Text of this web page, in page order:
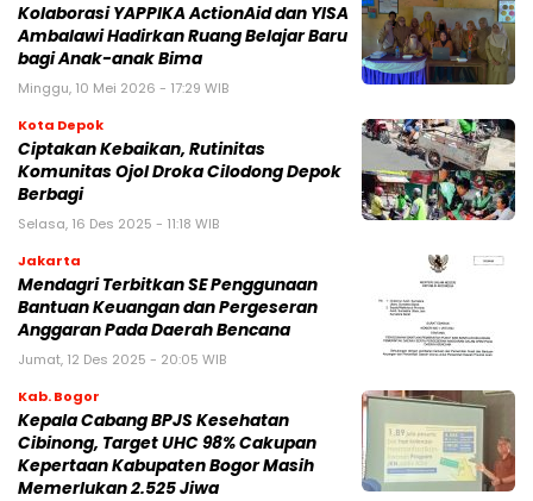
Kolaborasi YAPPIKA ActionAid dan YISA
Ambalawi Hadirkan Ruang Belajar Baru
bagi Anak-anak Bima
Minggu, 10 Mei 2026 - 17:29 WIB
Kota Depok
Ciptakan Kebaikan, Rutinitas
Komunitas Ojol Droka Cilodong Depok
Berbagi
Selasa, 16 Des 2025 - 11:18 WIB
Jakarta
Mendagri Terbitkan SE Penggunaan
Bantuan Keuangan dan Pergeseran
Anggaran Pada Daerah Bencana
Jumat, 12 Des 2025 - 20:05 WIB
Kab. Bogor
Kepala Cabang BPJS Kesehatan
Cibinong, Target UHC 98% Cakupan
Kepertaan Kabupaten Bogor Masih
Memerlukan 2.525 Jiwa